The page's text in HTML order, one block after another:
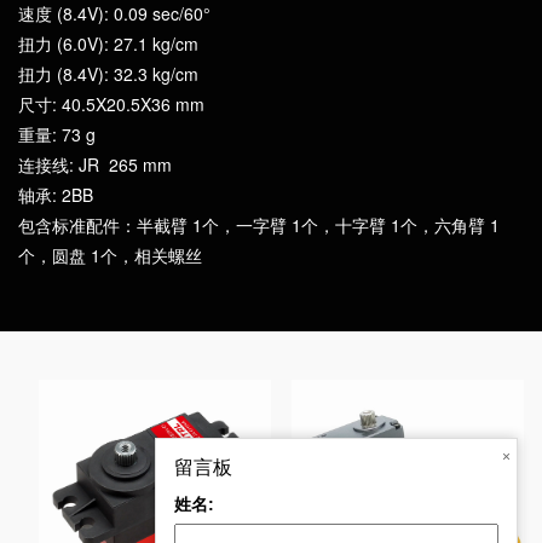
速度 (8.4V): 0.09 sec/60°
扭力 (6.0V): 27.1 kg/cm
扭力 (8.4V): 32.3 kg/cm
尺寸: 40.5X20.5X36 mm
重量: 73 g
连接线: JR 265 mm
轴承: 2BB
包含标准配件：半截臂 1个，一字臂 1个，十字臂 1个，六角臂 1
个，圆盘 1个，相关螺丝
RD-B7640MI-360 40
留言板
姓名:
×